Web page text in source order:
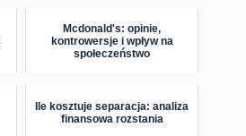
Mcdonald's: opinie,
kontrowersje i wpływ na
społeczeństwo
Ile kosztuje separacja: analiza
finansowa rozstania